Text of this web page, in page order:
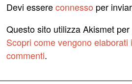
Devi essereconnesso per
Questo sito utilizza Akismet
Scopri come vengono elaborati
commenti.